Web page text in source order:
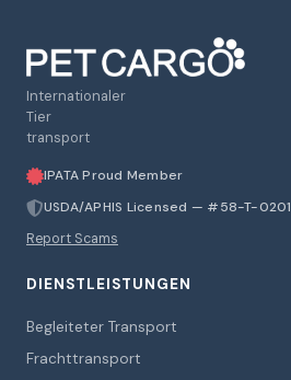
Internationaler
Tier
transport
IPATA Proud Member
USDA/APHIS Licensed — #58-T-0201
Report Scams
DIENSTLEISTUNGEN
Begleiteter Transport
Frachttransport